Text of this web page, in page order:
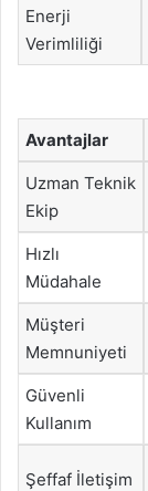
Enerji
Verimliliği
Avantajlar
Uzman Teknik
Ekip
Hızlı
Müdahale
Müşteri
Memnuniyeti
Güvenli
Kullanım
Şeffaf İletişim